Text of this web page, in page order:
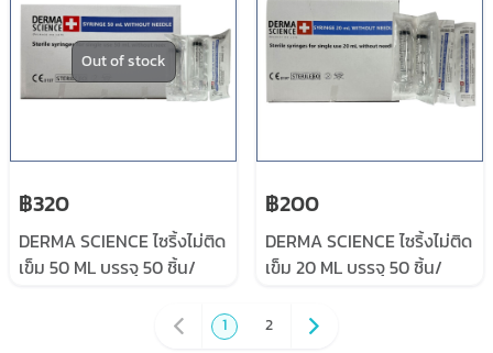
Out of stock
฿320
DERMA SCIENCE ไซริ้งไม่ติด
เข็ม 50 ML บรรจุ 50 ชิ้น/
฿200
DERMA SCIENCE ไซริ้งไม่ติด
เข็ม 20 ML บรรจุ 50 ชิ้น/
1 2